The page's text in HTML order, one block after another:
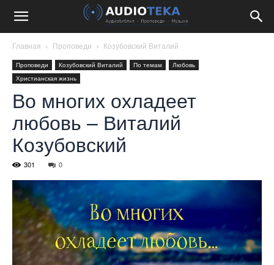
Главная Проповеди Козубовский Виталий
Проповеди Козубовский Виталий По темам
Любовь
Христианская жизнь
Во многих охладеет
любовь – Виталий
Козубовский
301 0